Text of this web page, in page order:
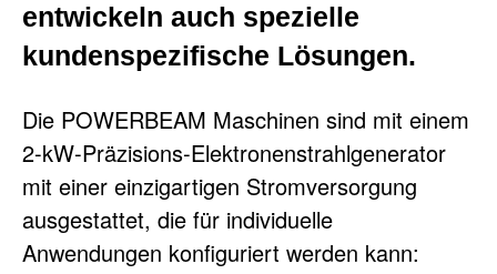
entwickeln auch spezielle
kundenspezifische Lösungen.
Die POWERBEAM Maschinen sind mit einem
2-kW-Präzisions-Elektronenstrahlgenerator
mit einer einzigartigen Stromversorgung
ausgestattet, die für individuelle
Anwendungen konfiguriert werden kann: